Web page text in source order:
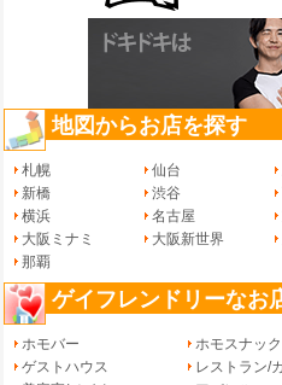
地図からお店を探す
札幌 仙台
新橋
渋谷
横浜
名古屋
大阪ミナミ
大阪新世界
那覇
ゲイフレンドリーなお
ホモバー ホモスナック
ゲストハウス
レストラン/